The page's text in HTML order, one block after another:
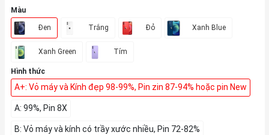
Màu
Đen Trắng Đỏ Xanh Blue
Xanh Green Tím
Hình thức
A+: Vỏ máy và Kính đẹp 98-99%, Pin zin 87-94% hoặc pin New
A: 99%, Pin 8X
B: Vỏ máy và kính có trầy xước nhiều, Pin 72-82%